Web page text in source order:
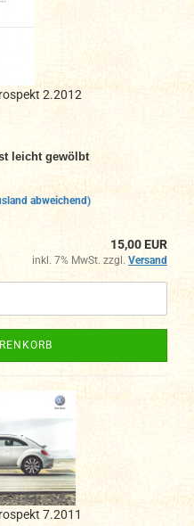
2.2012
leicht gewölbt
abweichend)
15,00 EUR
inkl. 7% MwSt. zzgl.Versand
7.2011